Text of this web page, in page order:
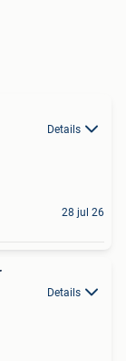
Details
28 jul 26
Details